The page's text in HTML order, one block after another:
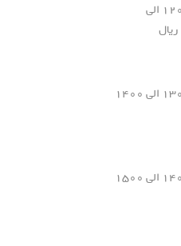
✳️ یونولیت تیرچه بتنی/۱۲۰۰ الی
✳️ یونولیت تیرچه بتنی/۱۳۰۰ الی ۱۴۰۰
✳️ یونولیت تیرچه بتنی/۱۴۰۰ الی ۱۵۰۰